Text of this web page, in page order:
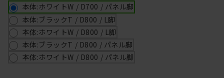
本体:ホワイトW / D700 / パネル脚
本体:ブラックT / D800 / L脚
本体:ホワイトW / D800 / L脚
本体:ブラックT / D800 / パネル脚
本体:ホワイトW / D800 / パネル脚